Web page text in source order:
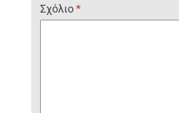
Σχόλιο*